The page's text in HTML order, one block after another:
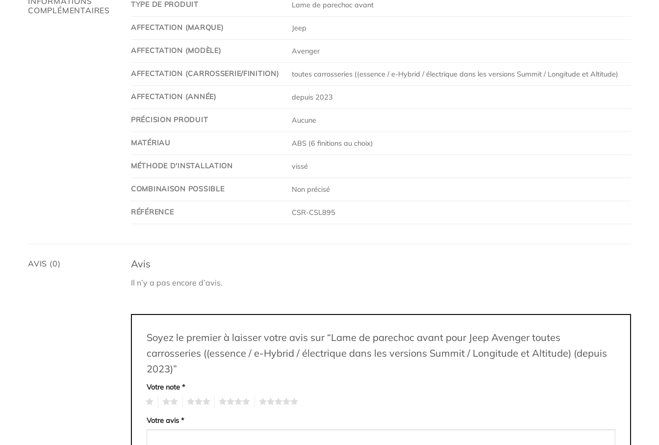
COMPLÉMENTAIRES
TYPE DE PRODUIT Lame de parechoc avant
AFFECTATION (MARQUE) Jeep
AFFECTATION (MODÈLE) Avenger
AFFECTATION (CARROSSERIE/FINITION) toutes carrosseries ((essence / e-Hybrid / électrique dans les versions Summit / Longitude et Altitude)
AFFECTATION (ANNÉE) depuis 2023
PRÉCISION PRODUIT Aucune
MATÉRIAU ABS (6 finitions au choix)
MÉTHODE D'INSTALLATION vissé
COMBINAISON POSSIBLE Non précisé
RÉFÉRENCE CSR-CSL895
AVIS (0) Avis
Il n’y a pas encore d’avis.
Soyez le premier à laisser votre avis sur “Lame de parechoc avant pour Jeep Avenger toutes
carrosseries ((essence / e-Hybrid / électrique dans les versions Summit / Longitude et Altitude) (depuis
2023)”
Votre note *
Votre avis *